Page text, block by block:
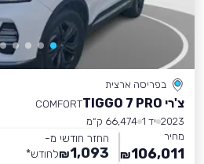
בפריסה ארצית
צ'רי TIGGO 7 PRO
COMFORT
2023 יד 1
66,474 ק״מ
מחיר
106,011
₪
החזר חודשי מ-
1,093
₪לחודש*